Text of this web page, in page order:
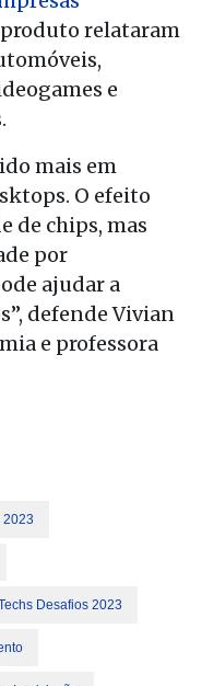
relataram
e
mais em
O efeito
de chips, mas
por
ajudar a
defende Vivian
e professora
2023
Desafios 2023